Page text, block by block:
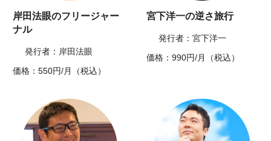
岸田法眼のフリージャー
ナル
発行者：岸田法眼
価格：550円/月（税込）
宮下洋一の逆さ旅行
発行者：宮下洋一
価格：990円/月（税込）